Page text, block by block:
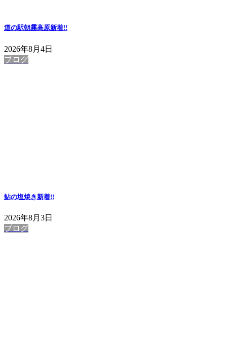
道の駅朝霧高原新着!!
2026年8月4日
ブログ
鮎の塩焼き新着!!
2026年8月3日
ブログ